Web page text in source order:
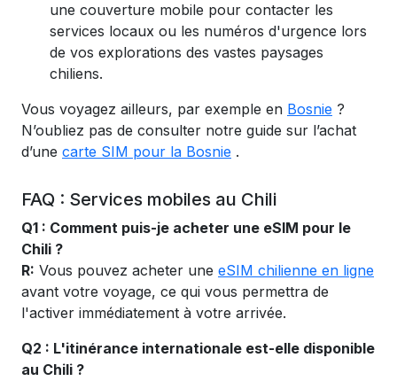
une couverture mobile pour contacter les
services locaux ou les numéros d'urgence lors
de vos explorations des vastes paysages
chiliens.
Vous voyagez ailleurs, par exemple en Bosnie ?
N’oubliez pas de consulter notre guide sur l’achat
d’une carte SIM pour la Bosnie .
FAQ : Services mobiles au Chili
Q1 : Comment puis-je acheter une eSIM pour le
Chili ?
R: Vous pouvez acheter une eSIM chilienne en ligne
avant votre voyage, ce qui vous permettra de
l'activer immédiatement à votre arrivée.
Q2 : L'itinérance internationale est-elle disponible
au Chili ?